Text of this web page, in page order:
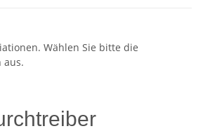
Wählen Sie bitte die
aus.